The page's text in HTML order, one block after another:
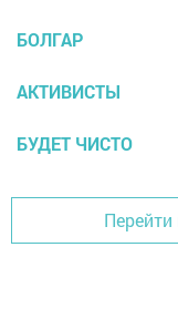
БОЛГАР
АКТИВИСТЫ
БУДЕТ ЧИСТО
Перейти